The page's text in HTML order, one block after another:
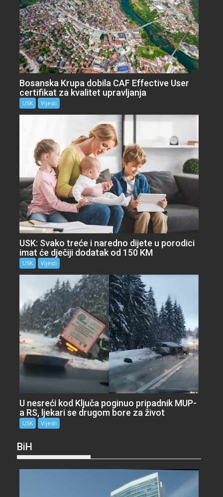
Bosanska Krupa dobila CAF Effective User
certifikat za kvalitet upravljanja
USK Vijesti
USK: Svako treće i naredno dijete u porodici
imat će dječiji dodatak od 150 KM
USK Vijesti
U nesreći kod Ključa poginuo pripadnik MUP-
a RS, ljekari se drugom bore za život
USK Vijesti
BiH